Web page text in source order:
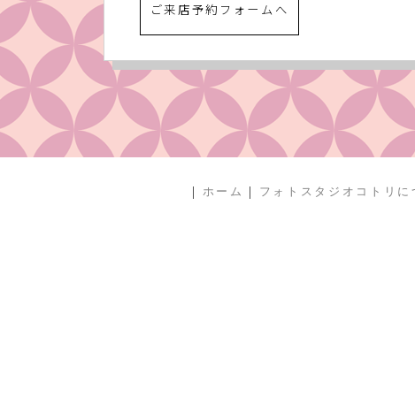
ご来店予約フォームへ
| ホーム | フォトスタジオコトリに